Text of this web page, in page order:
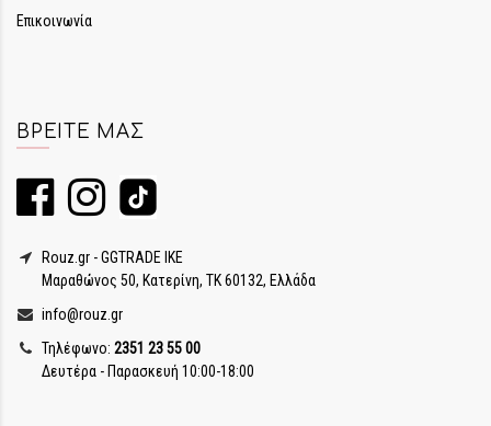
Επικοινωνία
ΒΡΕΊΤΕ ΜΑΣ
Rouz.gr - GGTRADE IKE
Μαραθώνος 50, Κατερίνη, ΤΚ 60132, Ελλάδα
info@rouz.gr
Τηλέφωνο: 2351 23 55 00
Δευτέρα - Παρασκευή 10:00-18:00